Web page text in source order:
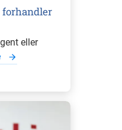
eller